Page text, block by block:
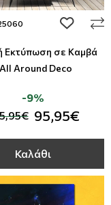
add to
Εκτύπωση σε Καμβά
Around Deco
95,95€
-9%
Καλάθι